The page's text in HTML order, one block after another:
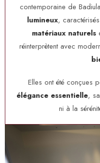
contemporaine de
lumineux,
matériaux naturels
réinterprètent avec
Elles ont été conçues
élégance essentielle,
ni à la